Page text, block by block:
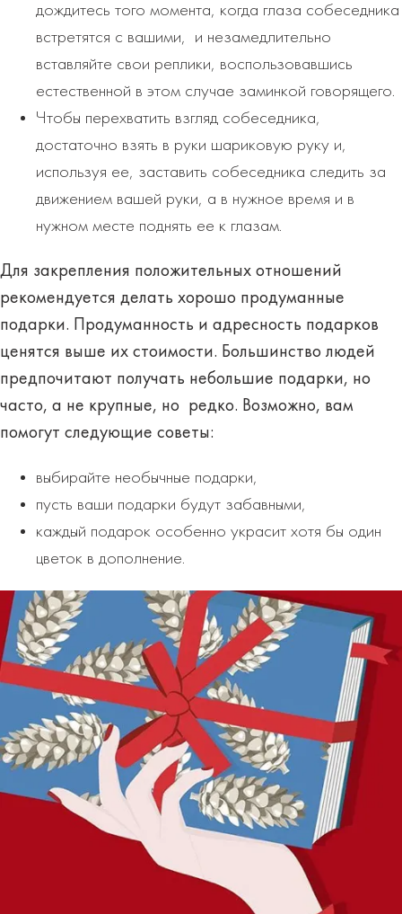
дождитесь того момента, когда глаза собеседника
встретятся с вашими, и незамедлительно
вставляйте свои реплики, воспользовавшись
естественной в этом случае заминкой говорящего.
Чтобы перехватить взгляд собеседника,
достаточно взять в руки шариковую руку и,
используя ее, заставить собеседника следить за
движением вашей руки, а в нужное время и в
нужном месте поднять ее к глазам.
Для закрепления положительных отношений
рекомендуется делать хорошо продуманные
подарки. Продуманность и адресность подарков
ценятся выше их стоимости. Большинство людей
предпочитают получать небольшие подарки, но
часто, а не крупные, но редко. Возможно, вам
помогут следующие советы:
выбирайте необычные подарки,
пусть ваши подарки будут забавными,
каждый подарок особенно украсит хотя бы один
цветок в дополнение.